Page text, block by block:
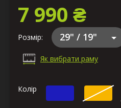
7 990 ₴
Розмір: 29" / 19"
Як вибрати раму
Колір